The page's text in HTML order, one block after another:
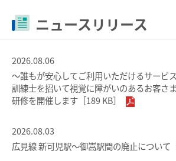
竹鼻線・羽島線
各務原線
瀬戸線
特別車のご案内
主要駅構内図
manacaトップ
manacaとは？
manacaの特長
manacaの種類
manacaを購入する
名鉄ミューズポイント
お買物＆フード
法人・店舗のお客様
名鉄グループ
ニュースリリース
2026.08.06
～誰もが安心してご利用いただけるサービ
訓練士を招いて視覚に障がいのあるお客さ
研修を開催します［189 KB］
2026.08.03
広見線 新可児駅～御嵩駅間の廃止について